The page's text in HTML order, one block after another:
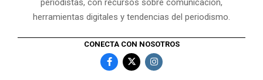
periodistas, con recursos sobre comunicación,
herramientas digitales y tendencias del periodismo.
CONECTA CON NOSOTROS